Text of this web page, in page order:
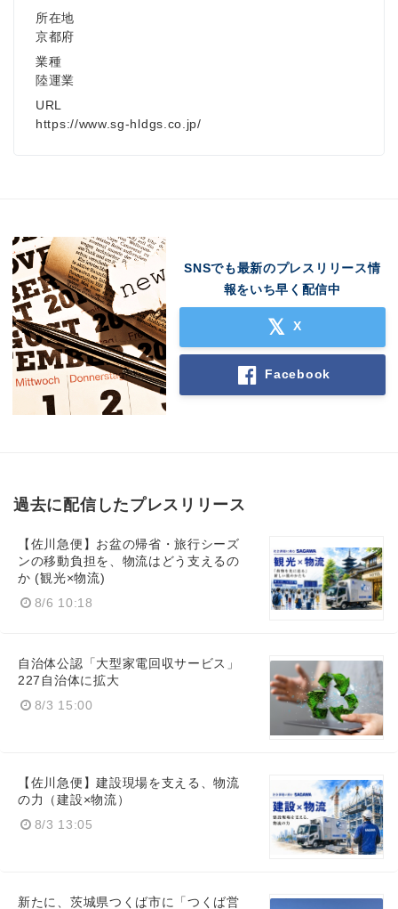
所在地
京都府
業種
陸運業
URL
https://www.sg-hldgs.co.jp/
SNSでも最新のプレスリリース情
報をいち早く配信中
X
Facebook
過去に配信したプレスリリース
【佐川急便】お盆の帰省・旅行シーズ
ンの移動負担を、物流はどう支えるの
か (観光×物流)
8/6 10:18
自治体公認「大型家電回収サービス」
227自治体に拡大
8/3 15:00
【佐川急便】建設現場を支える、物流
の力（建設×物流）
8/3 13:05
新たに、茨城県つくば市に「つくば営